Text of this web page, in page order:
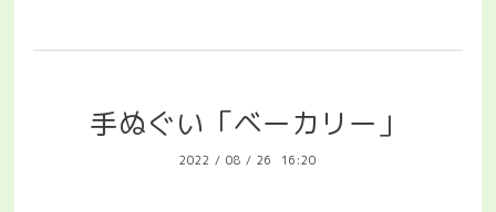
手ぬぐい「ベーカリー」
2022 / 08 / 26 16:20